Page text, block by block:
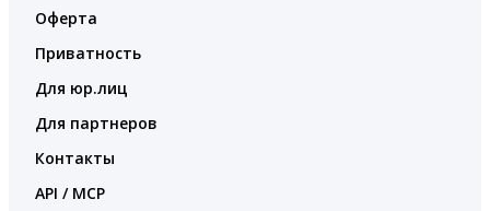
Оферта
Приватность
Для юр.лиц
Для партнеров
Контакты
API / MCP